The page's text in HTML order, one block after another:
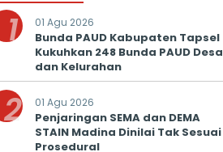
1 01 Agu 2026
Bunda PAUD Kabupaten Tapsel
Kukuhkan 248 Bunda PAUD Desa
dan Kelurahan
2 01 Agu 2026
Penjaringan SEMA dan DEMA
STAIN Madina Dinilai Tak Sesuai
Prosedural